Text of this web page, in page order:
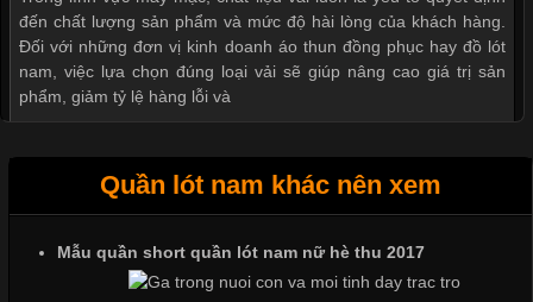
đến chất lượng sản phẩm và mức độ hài lòng của khách hàng.
Đối với những đơn vị kinh doanh áo thun đồng phục hay đồ lót
nam, việc lựa chọn đúng loại vải sẽ giúp nâng cao giá trị sản
phẩm, giảm tỷ lệ hàng lỗi và
Ngành Thời Trang
Quần lót nam khác nên xem
Mẫu quần short quần lót nam nữ hè thu 2017